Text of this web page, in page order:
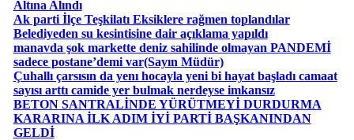
Altına Alındı
Ak parti İlçe Teşkilatı Eksiklere rağmen toplandılar
Belediyeden su kesintisine dair açıklama yapıldı
manavda şok markette deniz sahilinde olmayan PANDEMİ
sadece postane’demi var(Sayın Müdür)
Çuhallı çarsısın da yenı hocayla yeni bi hayat başladı camaat
sayısı arttı camide yer bulmak nerdeyse imkansız
BETON SANTRALİNDE YÜRÜTMEYİ DURDURMA
KARARINA İLK ADIM İYİ PARTİ BAŞKANINDAN
GELDİ